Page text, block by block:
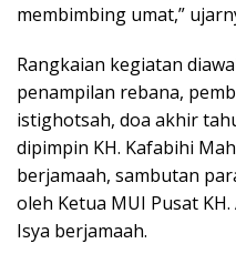
membimbing umat,”
Rangkaian kegiatan
penampilan rebana,
istighotsah, doa akhir
dipimpin KH. Kafabihi
berjamaah, sambutan
oleh Ketua MUI Pusat
Isya berjamaah.